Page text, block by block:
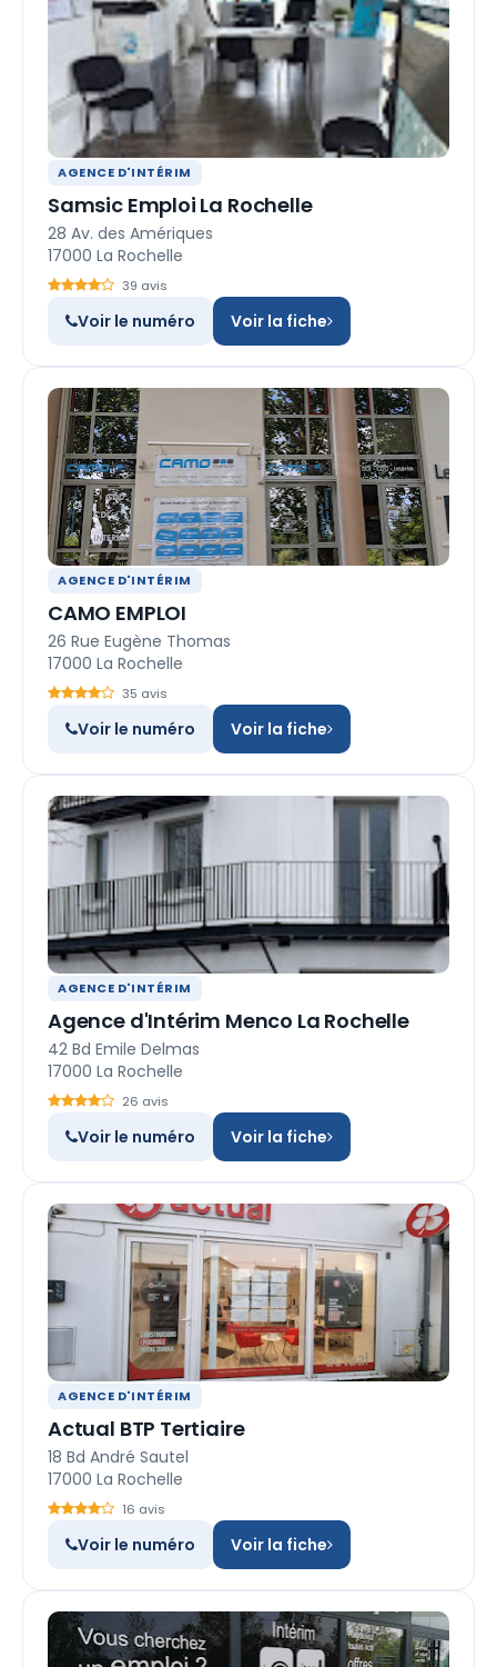
AGENCE D'INTÉRIM
Samsic Emploi La Rochelle
28 Av. des Amériques
17000 La Rochelle
39 avis
Voir le numéro Voir la fiche
AGENCE D'INTÉRIM
CAMO EMPLOI
26 Rue Eugène Thomas
17000 La Rochelle
35 avis
Voir le numéro Voir la fiche
AGENCE D'INTÉRIM
Agence d'Intérim Menco La Rochelle
42 Bd Emile Delmas
17000 La Rochelle
26 avis
Voir le numéro Voir la fiche
AGENCE D'INTÉRIM
Actual BTP Tertiaire
18 Bd André Sautel
17000 La Rochelle
16 avis
Voir le numéro Voir la fiche